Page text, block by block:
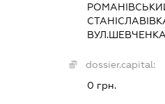
dossier.capital:
0 грн.